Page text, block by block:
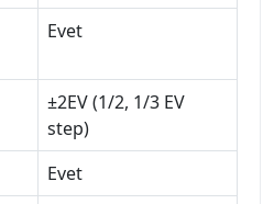
Evet
±2EV (1/2, 1/3 EV
step)
Evet